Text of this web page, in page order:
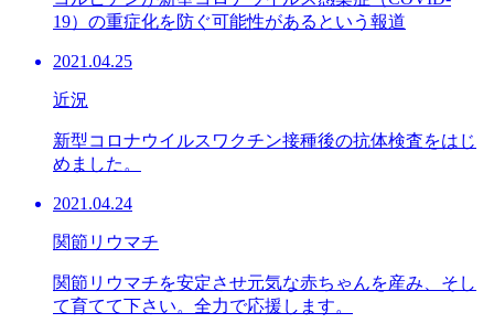
19）の重症化を防ぐ可能性があるという報道
2021.04.25
近況
新型コロナウイルスワクチン接種後の抗体検査をはじ
めました。
2021.04.24
関節リウマチ
関節リウマチを安定させ元気な赤ちゃんを産み、そし
て育てて下さい。全力で応援します。